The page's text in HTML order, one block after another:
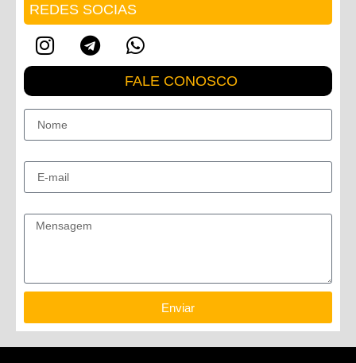
REDES SOCIAS
FALE CONOSCO
Enviar